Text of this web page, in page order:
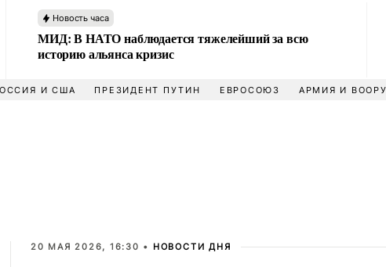
Новость часа
МИД: В НАТО наблюдается тяжелейший за всю
историю альянса кризис
И США ПРЕЗИДЕНТ ПУТИН ЕВРОСОЮЗ АРМИЯ И
20 МАЯ 2026, 16:30 • НОВОСТИ ДНЯ